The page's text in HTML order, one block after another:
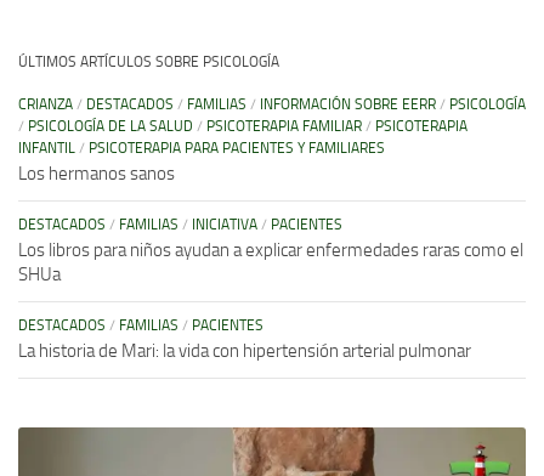
ÚLTIMOS ARTÍCULOS SOBRE PSICOLOGÍA
CRIANZA / DESTACADOS / FAMILIAS / INFORMACIÓN SOBRE EERR / PSICOLOGÍA
/ PSICOLOGÍA DE LA SALUD / PSICOTERAPIA FAMILIAR / PSICOTERAPIA
INFANTIL / PSICOTERAPIA PARA PACIENTES Y FAMILIARES
Los hermanos sanos
DESTACADOS / FAMILIAS / INICIATIVA / PACIENTES
Los libros para niños ayudan a explicar enfermedades raras como el
SHUa
DESTACADOS / FAMILIAS / PACIENTES
La historia de Mari: la vida con hipertensión arterial pulmonar